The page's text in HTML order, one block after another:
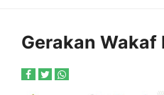
Gerakan Wakaf